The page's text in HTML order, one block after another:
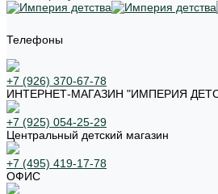
Телефоны
+7 (926) 370-67-78
ИНТЕРНЕТ-МАГАЗИН "ИМПЕРИЯ
+7 (925) 054-25-29
Центральный детский магазин
+7 (495) 419-17-78
ОФИС